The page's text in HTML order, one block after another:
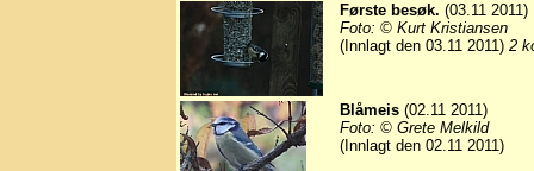
Første besøk. (03.11 2011)
Foto: © Kurt Kristiansen
(Innlagt den 03.11 2011) 2
Blåmeis (02.11 2011)
Foto: © Grete Melkild
(Innlagt den 02.11 2011)